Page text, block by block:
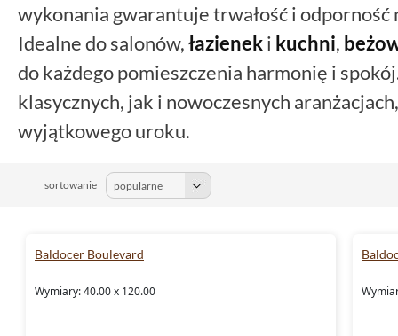
wykonania gwarantuje trwałość i
Idealne do salonów,łazieneki kuchni,
do każdego pomieszczenia harmonię i
klasycznych, jak i nowoczesnych
wyjątkowego uroku.
sortowanie
Baldocer Boulevard
Wymiary: 40.00 x 120.00